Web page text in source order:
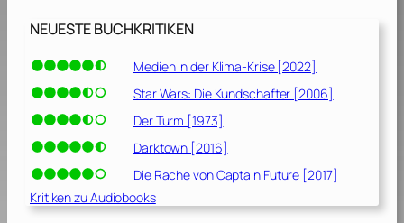
NEUESTE BUCHKRITIKEN
Medien in der Klima-Krise [2022]
Star Wars: Die Kundschafter [2006]
Der Turm [1973]
Darktown [2016]
Die Rache von Captain Future [2017]
Kritiken zu Audiobooks